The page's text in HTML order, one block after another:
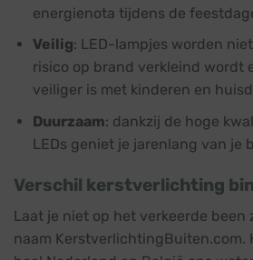
energienota tijdens de
Veilig: LED-lampjes worden
risico op brand verkleind wordt
veiliger is met kinderen en
Duurzaam: dankzij de hoge
LEDs geniet je jarenlang van je
Verschil kerstverlichting
Laat je niet op het verkeerde been
naam KerstverlichtingBuiten.com.